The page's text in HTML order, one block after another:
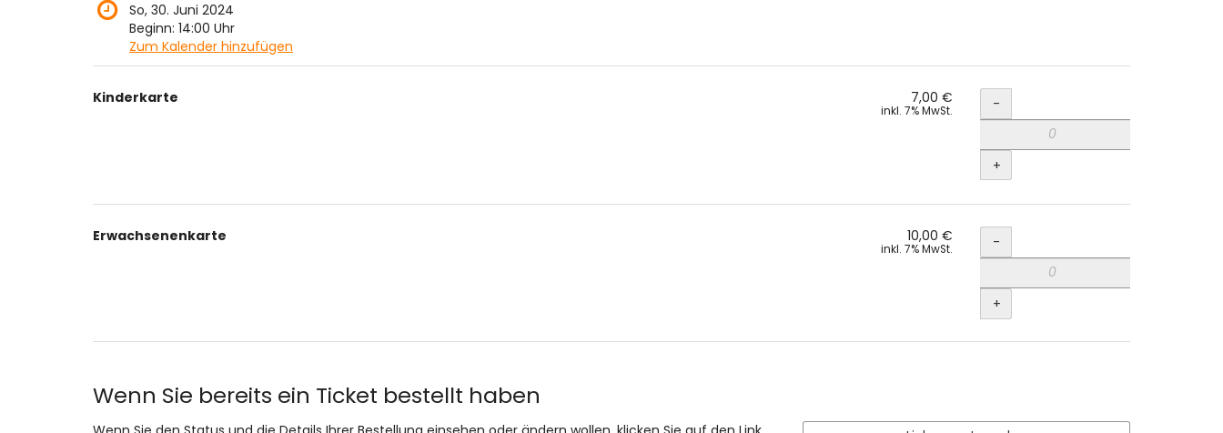
So, 30. Juni 2024
Beginn: 14:00 Uhr
Zum Kalender hinzufügen
Produkte
Kinderkarte 7,00 €
inkl. 7% MwSt. Menge
-
+
Erwachsenenkarte 10,00 €
inkl. 7% MwSt. Menge
-
+
Wenn Sie bereits ein Ticket bestellt haben